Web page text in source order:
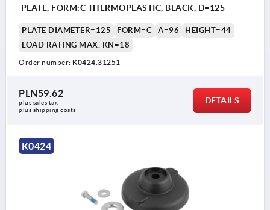
Form C with screw-on hole (closed), without
PLATE, FORM:C THERMOPLASTIC, BLACK, D=125
PLATE DIAMETER=125 FORM=C A=96
HEIGHT=44
LOAD RATING MAX. KN=18
Order number: K0424.31251
PLN59.62
plus sales tax
plus shipping costs
DETAILS
K0424